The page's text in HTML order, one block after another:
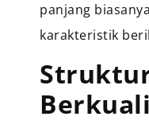
panjang
karakteristik